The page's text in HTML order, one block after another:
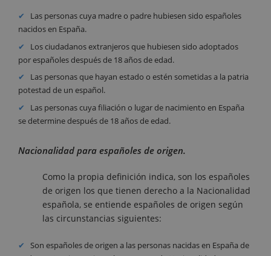
Las personas cuya madre o padre hubiesen sido españoles
nacidos en España.
Los ciudadanos extranjeros que hubiesen sido adoptados
por españoles después de 18 años de edad.
Las personas que hayan estado o estén sometidas a la patria
potestad de un español.
Las personas cuya filiación o lugar de nacimiento en España
se determine después de 18 años de edad.
Nacionalidad para españoles de origen.
Como la propia definición indica, son los españoles
de origen los que tienen derecho a la Nacionalidad
española, se entiende españoles de origen según
las circunstancias siguientes:
Son españoles de origen a las personas nacidas en España de